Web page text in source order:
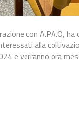
con A.PA.O,
alla
e verranno ora